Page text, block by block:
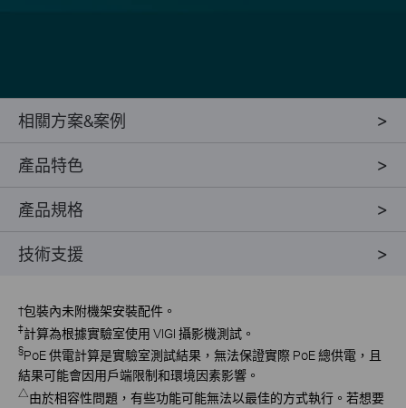
相關方案&案例
產品特色
產品規格
技術支援
†包裝內未附機架安裝配件。
‡計算為根據實驗室使用 VIGI 攝影機測試。
§PoE 供電計算是實驗室測試結果，無法保證實際 PoE 總供電，且
結果可能會因用戶端限制和環境因素影響。
△由於相容性問題，有些功能可能無法以最佳的方式執行。若想要